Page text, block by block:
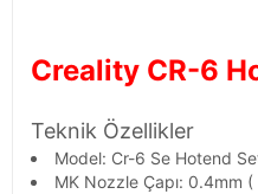
Creality CR-6
Teknik Özellikler
Model: Cr-6 Se Hotend
MK Nozzle Çapı: 0.4mm